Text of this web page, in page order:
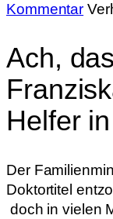
Kommentar
Ach,
Helfer
Der
Doktortitel
doch in vielen